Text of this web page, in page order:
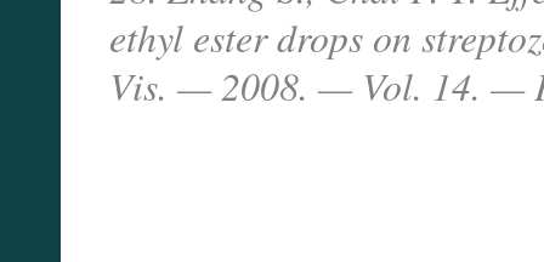
ethyl ester drops on
Vis. — 2008. — Vol. 14. —